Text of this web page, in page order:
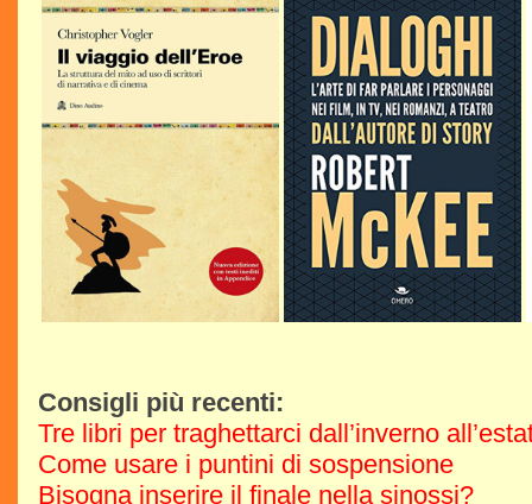
Consigli più recenti:
Tre libri per traghettarci dall’inverno
Come usare i puntini di sospensione
Bisogna inserire il finale nella sinossi?